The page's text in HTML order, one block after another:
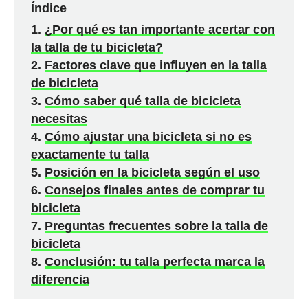
Índice
¿Por qué es tan importante acertar con
la talla de tu bicicleta?
Factores clave que influyen en la talla
de bicicleta
Cómo saber qué talla de bicicleta
necesitas
Cómo ajustar una bicicleta si no es
exactamente tu talla
Posición en la bicicleta según el uso
Consejos finales antes de comprar tu
bicicleta
Preguntas frecuentes sobre la talla de
bicicleta
Conclusión: tu talla perfecta marca la
diferencia